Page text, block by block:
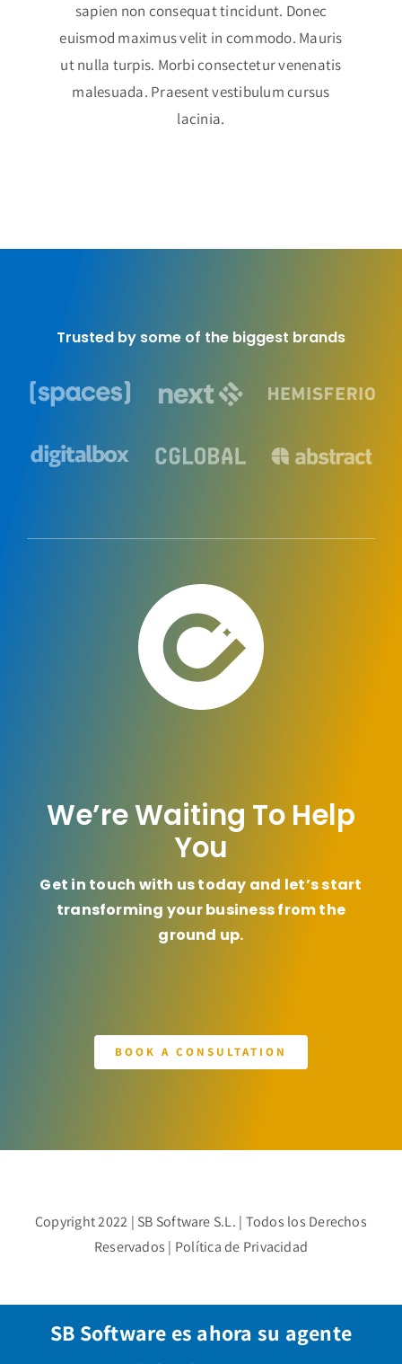
SB Software es ahora su agente
sapien non consequat tincidunt. Donec
euismod maximus velit in commodo. Mauris
ut nulla turpis. Morbi consectetur venenatis
malesuada. Praesent vestibulum cursus
lacinia.
Trusted by some of the biggest brands
We’re Waiting To Help
You
Get in touch with us today and let’s start
transforming your business from the
ground up.
BOOK A CONSULTATION
Copyright 2022 | SB Software S.L. | Todos los Derechos
Reservados | Política de Privacidad